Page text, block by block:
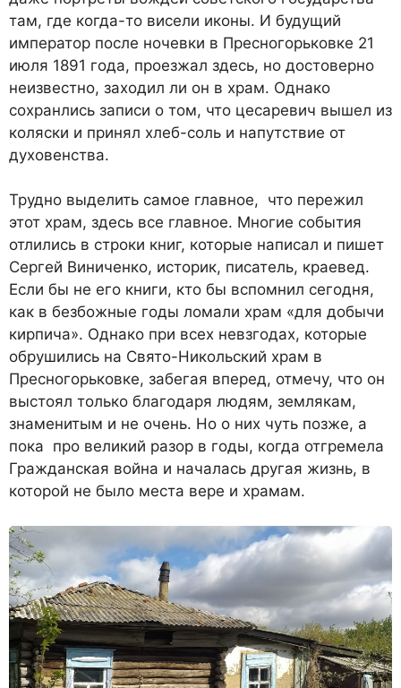
там, где когда-то висели иконы. И будущий
император после ночевки в Пресногорьковке 21
июля 1891 года, проезжал здесь, но достоверно
неизвестно, заходил ли он в храм. Однако
сохранлись записи о том, что цесаревич вышел из
коляски и принял хлеб-соль и напутствие от
духовенства.
Трудно выделить самое главное, что пережил
этот храм, здесь все главное. Многие события
отлились в строки книг, которые написал и пишет
Сергей Виниченко, историк, писатель, краевед.
Если бы не его книги, кто бы вспомнил сегодня,
как в безбожные годы ломали храм «для добычи
кирпича». Однако при всех невзгодах, которые
обрушились на Свято-Никольский храм в
Пресногорьковке, забегая вперед, отмечу, что он
выстоял только благодаря людям, землякам,
знаменитым и не очень. Но о них чуть позже, а
пока про великий разор в годы, когда отгремела
Гражданская война и началась другая жизнь, в
которой не было места вере и храмам.